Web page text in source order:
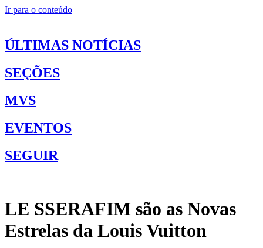
Ir para o conteúdo
ÚLTIMAS NOTÍCIAS
SEÇÕES
MVS
EVENTOS
SEGUIR
LE SSERAFIM são as Novas
Estrelas da Louis Vuitton